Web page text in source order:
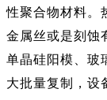
性聚合物材料。
金属丝或是刻蚀
单晶硅阳模、玻
大批量复制，设